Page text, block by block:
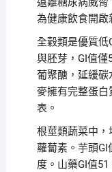
為健康飲食開啟
全穀類是優質低
與胚芽，GI值僅
葡聚醣，延緩碳
麥擁有完整蛋白
表。
根莖類蔬菜中，
蘿蔔素。芋頭
度。山藥GI值